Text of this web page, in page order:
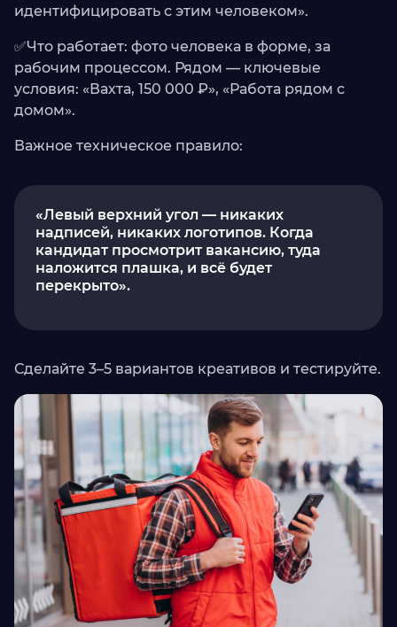
идентифицировать с этим человеком».
✅Что работает: фото человека в форме, за
рабочим процессом. Рядом — ключевые
условия: «Вахта, 150 000 ₽», «Работа рядом с
домом».
Важное техническое правило:
«Левый верхний угол — никаких
надписей, никаких логотипов. Когда
кандидат просмотрит вакансию, туда
наложится плашка, и всё будет
перекрыто».
Сделайте 3–5 вариантов креативов и тестируйте.